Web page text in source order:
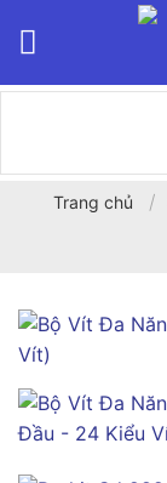
Trang chủ /